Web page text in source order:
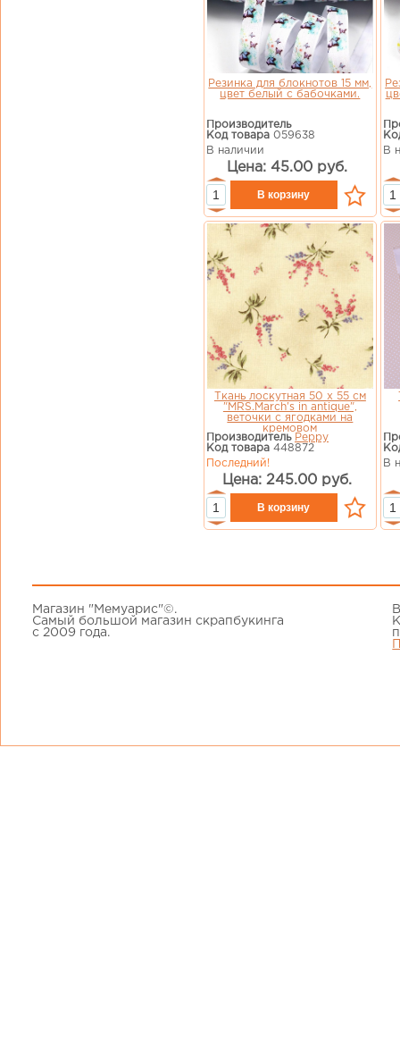
Резинка для блокнотов 15 мм,
цвет белый с бабочками.
Производитель
Код товара 059638
В наличии
Цена: 45.00 руб.
В
Ткань лоскутная 50 х 55 см
"MRS.March's in antique",
веточки с ягодками на
кремовом
Производитель Peppy
Код товара 448872
Последний!
Цена: 245.00 руб.
В
Магазин "Мемуарис"©.
Самый большой магазин скрапбукинга
с 2009 года.